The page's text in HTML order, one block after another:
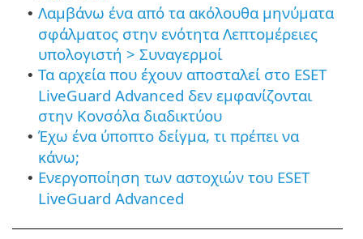
• Λαμβάνω ένα από τα ακόλουθα μηνύματα
σφάλματος στην ενότητα Λεπτομέρειες
υπολογιστή > Συναγερμοί
• Τα αρχεία που έχουν αποσταλεί στο ESET
LiveGuard Advanced δεν εμφανίζονται
στην Κονσόλα διαδικτύου
• Έχω ένα ύποπτο δείγμα, τι πρέπει να
κάνω;
• Ενεργοποίηση των αστοχιών του ESET
LiveGuard Advanced